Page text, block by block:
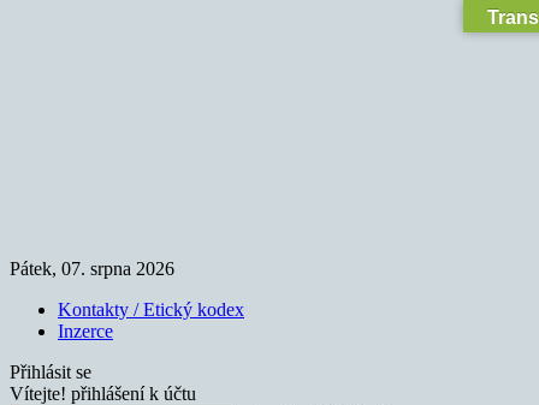
Pátek, 07. srpna 2026
Kontakty / Etický kodex
Inzerce
Přihlásit se
Vítejte! přihlášení k účtu